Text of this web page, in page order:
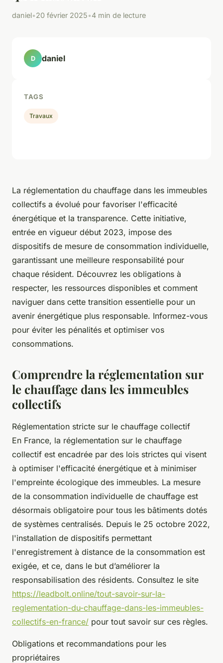
daniel•20 février 2025•4 min de lecture
La réglementation du chauffage dans les immeubles
collectifs a évolué pour favoriser l'efficacité
énergétique et la transparence. Cette initiative,
entrée en vigueur début 2023, impose des
dispositifs de mesure de consommation individuelle,
garantissant une meilleure responsabilité pour
chaque résident. Découvrez les obligations à
respecter, les ressources disponibles et comment
naviguer dans cette transition essentielle pour un
avenir énergétique plus responsable. Informez-vous
pour éviter les pénalités et optimiser vos
consommations.
Comprendre la réglementation sur
le chauffage dans les immeubles
collectifs
Réglementation stricte sur le chauffage collectif
En France, la réglementation sur le chauffage
collectif est encadrée par des lois strictes qui visent
à optimiser l'efficacité énergétique et à minimiser
l'empreinte écologique des immeubles. La mesure
de la consommation individuelle de chauffage est
désormais obligatoire pour tous les bâtiments dotés
de systèmes centralisés. Depuis le 25 octobre 2022,
l'installation de dispositifs permettant
l'enregistrement à distance de la consommation est
exigée, et ce, dans le but d’améliorer la
responsabilisation des résidents. Consultez le site
https://leadbolt.online/tout-savoir-sur-la-
reglementation-du-chauffage-dans-les-immeubles-
collectifs-en-france/ pour tout savoir sur ces règles.
Obligations et recommandations pour les
propriétaires
D daniel
TAGS
Travaux